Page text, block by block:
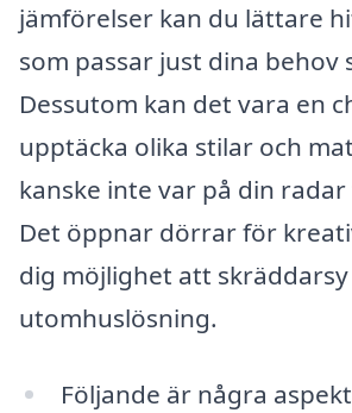
jämförelser kan du lättare
som passar just dina behov
Dessutom kan det vara en
upptäcka olika stilar och
kanske inte var på din
Det öppnar dörrar för
dig möjlighet att
utomhuslösning.
Följande är några